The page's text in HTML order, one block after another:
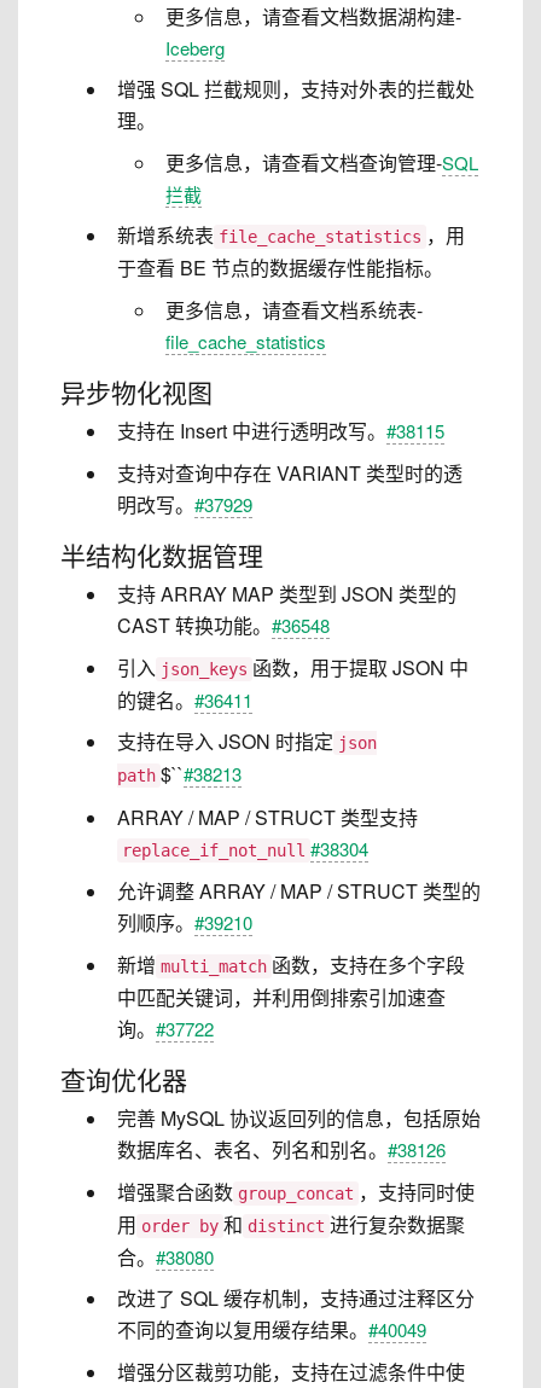
更多信息，请查看文档数据湖构建-
Iceberg
增强 SQL 拦截规则，支持对外表的拦截处
理。
更多信息，请查看文档查询管理-SQL
拦截
新增系统表 file_cache_statistics ，用
于查看 BE 节点的数据缓存性能指标。
更多信息，请查看文档系统表-
file_cache_statistics
异步物化视图
支持在 Insert 中进行透明改写。 #38115
支持对查询中存在 VARIANT 类型时的透
明改写。 #37929
半结构化数据管理
支持 ARRAY MAP 类型到 JSON 类型的
CAST 转换功能。 #36548
引入 json_keys 函数，用于提取 JSON 中
的键名。 #36411
支持在导入 JSON 时指定 json
path $``#38213
ARRAY / MAP / STRUCT 类型支持
replace_if_not_null #38304
允许调整 ARRAY / MAP / STRUCT 类型的
列顺序。 #39210
新增 multi_match 函数，支持在多个字段
中匹配关键词，并利用倒排索引加速查
询。 #37722
查询优化器
完善 MySQL 协议返回列的信息，包括原始
数据库名、表名、列名和别名。 #38126
增强聚合函数 group_concat ，支持同时使
用 order by 和 distinct 进行复杂数据聚
合。 #38080
改进了 SQL 缓存机制，支持通过注释区分
不同的查询以复用缓存结果。 #40049
增强分区裁剪功能，支持在过滤条件中使